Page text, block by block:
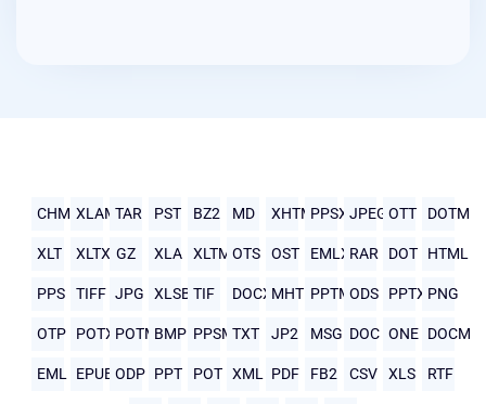
CHM XLAMTAR PST BZ2 MD XHTMLPPSX JPEG OTT DOTM
XLT XLTX GZ XLA XLTM OTS OST EMLX RAR DOT HTML
PPS TIFF JPG XLSB TIF DOCXMHTMLPPTMODS PPTX PNG
OTP POTX POTMBMP PPSMTXT JP2 MSG DOC ONE DOCM
EML EPUB ODP PPT POT XML PDF FB2 CSV XLS RTF